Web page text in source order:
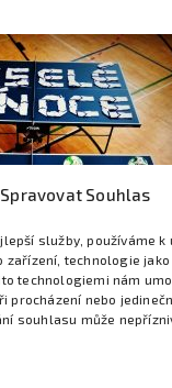
Spravovat Souhlas
služby, používáme
zařízení, technologie
technologiemi nám
procházení nebo
souhlasu může